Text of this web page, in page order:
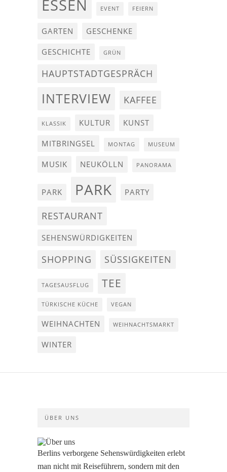
ESSEN EVENT FEIERN
GARTEN GESCHENKE
GESCHICHTE GRÜN
HAUPTSTADTGESPRÄCH
INTERVIEW KAFFEE
KLASSIK KULTUR KUNST
MITBRINGSEL MONTAG MUSEUM
MUSIK NEUKÖLLN PANORAMA
PARK PARK PARTY
RESTAURANT
SEHENSWÜRDIGKEITEN
SHOPPING SÜSSIGKEITEN
TAGESAUSFLUG TEE
TÜRKISCHE KÜCHE VEGAN
WEIHNACHTEN WEIHNACHTSMARKT
WINTER
ÜBER UNS
Berlins verborgene Sehenswürdigkeiten erlebt
man nicht mit Reiseführern, sondern mit den